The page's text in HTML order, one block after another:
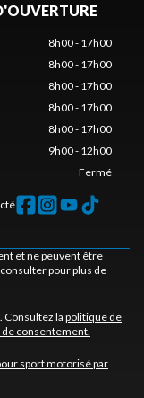
8h00 - 17h00
8h00 - 17h00
8h00 - 17h00
8h00 - 17h00
8h00 - 17h00
9h00 - 12h00
Fermé
et ne peuvent être
pour plus de
Consultez la politique de
de consentement.
sport motorisé par